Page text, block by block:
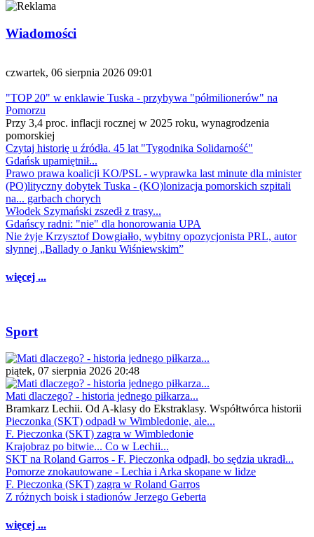
Wiadomości
czwartek, 06 sierpnia 2026 09:01
"TOP 20" w enklawie Tuska - przybywa "półmilionerów" na
Pomorzu
Przy 3,4 proc. inflacji rocznej w 2025 roku, wynagrodzenia
pomorskiej
Czytaj historię u źródła. 45 lat "Tygodnika Solidarność"
Gdańsk upamiętnił...
Prawo prawa koalicji KO/PSL - wyprawka last minute dla minister
(PO)lityczny dobytek Tuska - (KO)lonizacja pomorskich szpitali
na... garbach chorych
Włodek Szymański zszedł z trasy...
Gdańscy radni: "nie" dla honorowania UPA
Nie żyje Krzysztof Dowgiałło, wybitny opozycjonista PRL, autor
słynnej „Ballady o Janku Wiśniewskim”
więcej ...
Sport
piątek, 07 sierpnia 2026 20:48
Mati dlaczego? - historia jednego piłkarza...
Bramkarz Lechii. Od A-klasy do Ekstraklasy. Współtwórca historii
Pieczonka (SKT) odpadł w Wimbledonie, ale...
F. Pieczonka (SKT) zagra w Wimbledonie
Krajobraz po bitwie... Co w Lechii...
SKT na Roland Garros - F. Pieczonka odpadł, bo sędzia ukradł...
Pomorze znokautowane - Lechia i Arka skopane w lidze
F. Pieczonka (SKT) zagra w Roland Garros
Z różnych boisk i stadionów Jerzego Geberta
więcej ...